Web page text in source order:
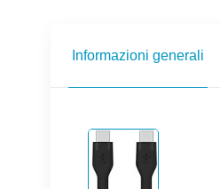
Informazioni generali